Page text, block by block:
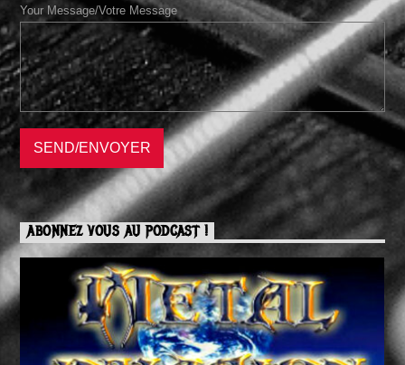
Your Message/Votre Message
ABONNEZ VOUS AU PODCAST !